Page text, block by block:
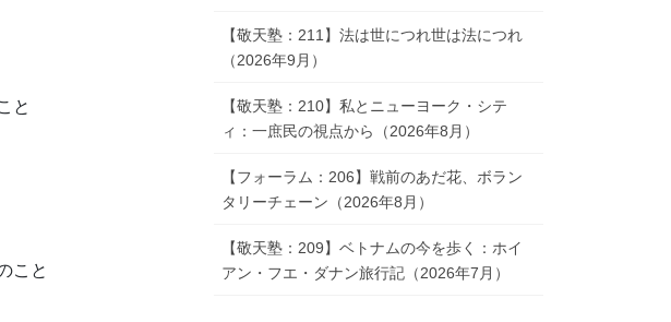
と
こと
【敬天塾：211】法は世につれ世は法につれ
（2026年9月）
【敬天塾：210】私とニューヨーク・シテ
ィ：一庶民の視点から（2026年8月）
【フォーラム：206】戦前のあだ花、ボラン
タリーチェーン（2026年8月）
【敬天塾：209】ベトナムの今を歩く：ホイ
アン・フエ・ダナン旅行記（2026年7月）